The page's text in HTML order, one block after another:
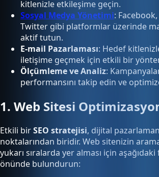
kitlenizle etkileşime geçin.
Sosyal Medya Yönetimi:
Twitter gibi platformlar üzerinde
aktif tutun.
E-mail Pazarlaması: Hedef
iletişime geçmek için etkili bir
Ölçümleme ve Analiz:
performansını takip edin ve
1. Web Sitesi
Etkili birSEO stratejisi, dijital
noktalarından biridir. Web sitenizin
yukarı sıralarda yer alması için
önünde bulundurun: